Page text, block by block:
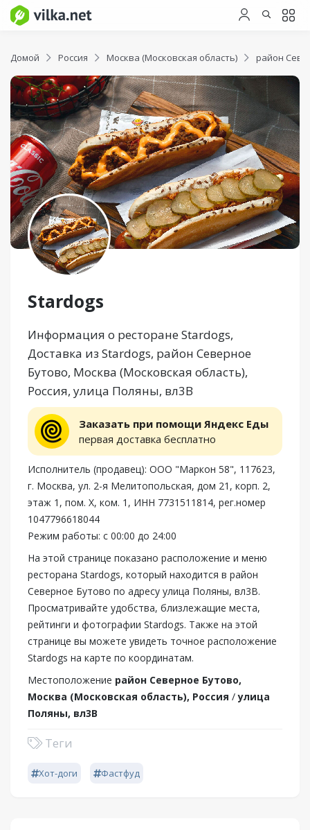
Домой Россия Москва (Московская область) район
Stardogs
Информация о ресторане Stardogs,
Доставка из Stardogs, район Северное
Бутово, Москва (Московская область),
Россия, улица Поляны, вл3В
Заказать при помощи Яндекс Еды
первая доставка бесплатно
Исполнитель (продавец): ООО "Маркон 58", 117623,
г. Москва, ул. 2-я Мелитопольская, дом 21, корп. 2,
этаж 1, пом. Х, ком. 1, ИНН 7731511814, рег.номер
1047796618044
Режим работы: с 00:00 до 24:00
На этой странице показано расположение и меню
ресторана Stardogs, который находится в район
Северное Бутово по адресу улица Поляны, вл3В.
Просматривайте удобства, близлежащие места,
рейтинги и фотографии Stardogs. Также на этой
странице вы можете увидеть точное расположение
Stardogs на карте по координатам.
Местоположение район Северное Бутово,
Москва (Московская область), Россия /улица
Поляны, вл3В
Теги
Хот-доги Фастфуд